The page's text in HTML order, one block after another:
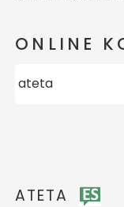
ONLINE
ATETA